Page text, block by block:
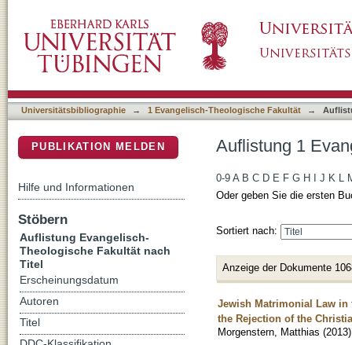
Universitätsbibliographie → 1 Evangelisch-Theologische Fakultät →
Auflistung 1
0-9 A B C D E F G H J K L
Oder geben Sie die ersten
Sortiert nach:
Anzeige der Dokumente
Jewish Matrimonial Law in
the Rejection of the
Morgenstern, Matthias (2013)
PUBLIKATION MELDEN
Hilfe und Informationen
Stöbern
Auflistung Evangelisch-
Theologische Fakultät nach
Titel
Erscheinungsdatum
Autoren
Titel